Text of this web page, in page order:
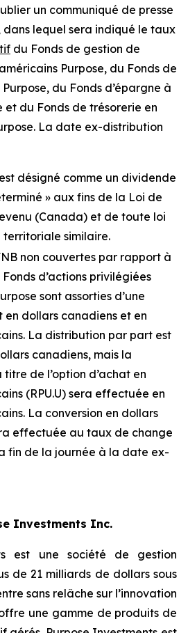
un communiqué de presse
dans lequel sera indiqué le taux
du Fonds de gestion de
Purpose, du Fonds de
du Fonds d’épargne à
et du Fonds de trésorerie en
La date ex-distribution
désigné comme un dividende
» aux fins de la Loi de
(Canada) et de toute loi
territoriale similaire.
non couvertes par rapport à
d’actions privilégiées
sont assorties d’une
en dollars canadiens et en
La distribution par part est
canadiens, mais la
de l’option d’achat en
(RPU.U) sera effectuée en
La conversion en dollars
effectuée au taux de change
fin de la journée à la date ex-
Investments Inc.
est une société de gestion
de 21 milliards de dollars sous
sans relâche sur l’innovation
une gamme de produits de